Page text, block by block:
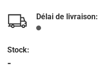
Délai de livraison:
Stock:
-